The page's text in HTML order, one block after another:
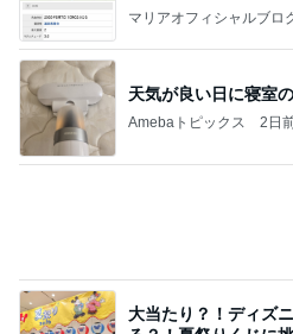
マリアオフィシャルブロ
天気が良い日に寝室
Amebaトピックス 2日
大当たり？！ディズ